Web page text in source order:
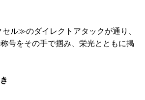
セル≫のダイレクトアタックが通り、
号をその手で掴み、栄光とともに掲